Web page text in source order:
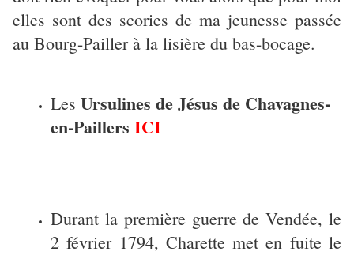
elles sont des scories de ma jeunesse passée
au Bourg-Pailler à la lisière du bas-bocage.
Les Ursulines de Jésus de Chavagnes-
en-Paillers ICI
Durant la première guerre de Vendée, le
2 février 1794, Charette met en fuite le